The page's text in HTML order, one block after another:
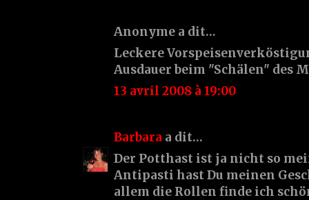
Anonyme a dit…
Leckere
Ausdauer beim "Schälen" des
13 avril 2008 à 19:00
Barbara a dit…
Der Potthast ist ja nicht so
Antipasti hast Du meinen
allem die Rollen finde ich